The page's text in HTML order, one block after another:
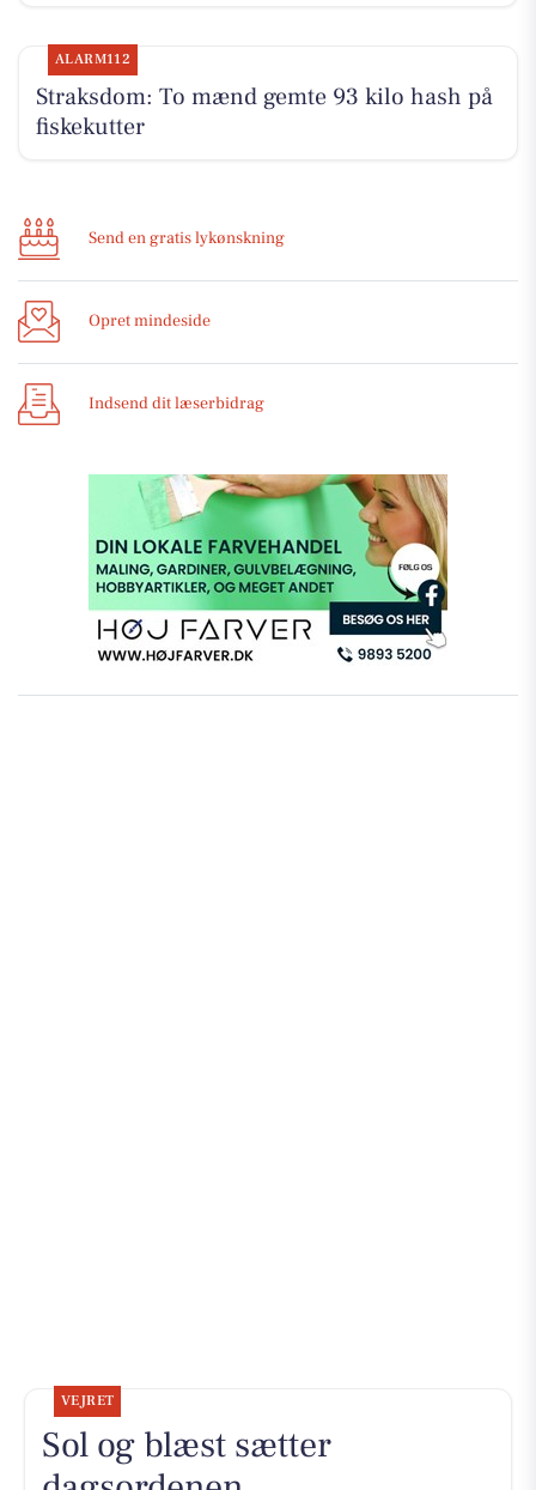
ALARM112
Straksdom: To mænd gemte 93 kilo hash på
fiskekutter
Send en gratis lykønskning
Opret mindeside
Indsend dit læserbidrag
VEJRET
Sol og blæst sætter